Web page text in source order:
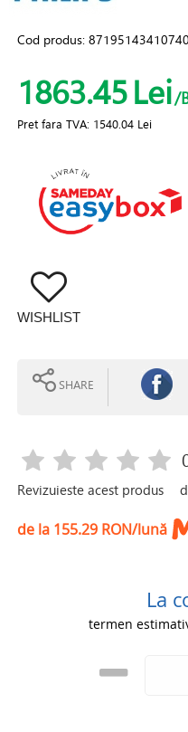
Cod produs:
1863.45Lei
/
Pret fara TVA: 1540.04 Lei
WISHLIST
SHARE
Revizuieste acest produs
de la 155.29 RON/lună
La
termen